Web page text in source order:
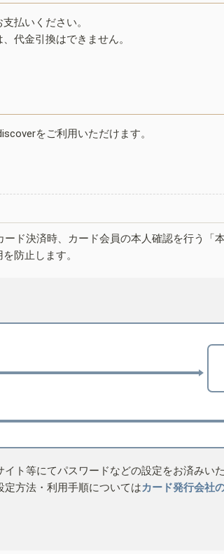
払いください。
代金引換はできません。
をご利用いただけます。
ド決済時、カード会員の本人確認を行う「
防止します。
ト等にてパスワードなどの設定をお済みい
方法・利用手順についてはカード発行会社